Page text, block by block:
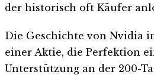
der historisch oft Käufer
Die Geschichte von Nvidia
einer Aktie, die Perfektion
Unterstützung an der 200-